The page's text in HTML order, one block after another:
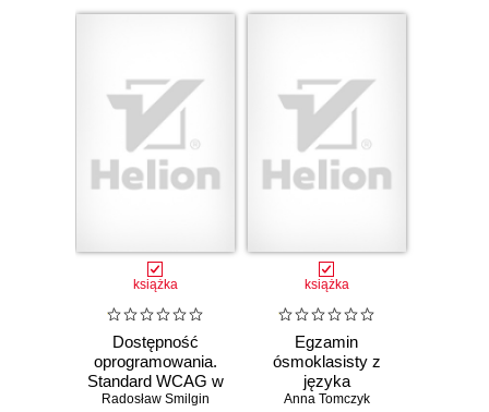
książka
Dostępność
oprogramowania.
Standard WCAG w
praktyce
Radosław Smilgin
książka
Egzamin
ósmoklasisty z
języka
angielskiego -
Anna Tomczyk